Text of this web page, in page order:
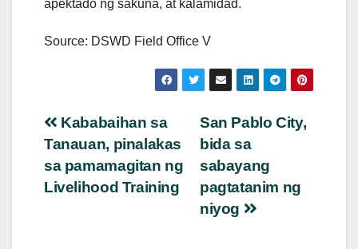
apektado ng sakuna, at kalamidad.
Source: DSWD Field Office V
Post
navigation
San Pablo City,
bida sa
sabayang
pagtatanim ng
niyog
Kababaihan sa
Tanauan, pinalakas
sa pamamagitan ng
Livelihood Training